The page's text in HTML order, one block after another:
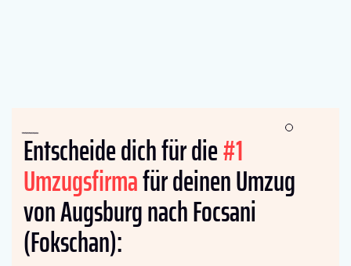
Entscheide dich für die#1
Umzugsfirmafür deinen Umzug
von Augsburg nach Focsani
(Fokschan):